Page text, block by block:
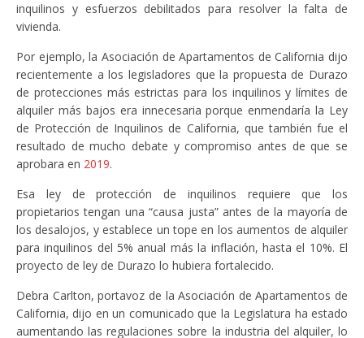
inquilinos y esfuerzos debilitados para resolver la falta de
vivienda.
Por ejemplo, la Asociación de Apartamentos de California dijo
recientemente a los legisladores que la propuesta de Durazo
de protecciones más estrictas para los inquilinos y límites de
alquiler más bajos era innecesaria porque enmendaría la Ley
de Protección de Inquilinos de California, que también fue el
resultado de mucho debate y compromiso antes de que se
aprobara en 2019.
Esa ley de protección de inquilinos requiere que los
propietarios tengan una “causa justa” antes de la mayoría de
los desalojos, y establece un tope en los aumentos de alquiler
para inquilinos del 5% anual más la inflación, hasta el 10%. El
proyecto de ley de Durazo lo hubiera fortalecido.
Debra Carlton, portavoz de la Asociación de Apartamentos de
California, dijo en un comunicado que la Legislatura ha estado
aumentando las regulaciones sobre la industria del alquiler, lo